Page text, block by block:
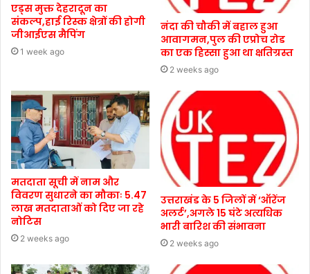
एड्स मुक्त देहरादून का
संकल्प,हाई रिस्क क्षेत्रों की होगी
जीआईएस मैपिंग
1 week ago
नंदा की चौकी में बहाल हुआ
आवागमन,पुल की एप्रोच रोड
का एक हिस्सा हुआ था क्षतिग्रस्त
2 weeks ago
मतदाता सूची में नाम और
विवरण सुधारने का मौकाः 5.47
लाख मतदाताओं को दिए जा रहे
नोटिस
2 weeks ago
उत्तराखंड के 5 जिलों में ‘ऑरेंज
अलर्ट’,अगले 15 घंटे अत्यधिक
भारी बारिश की संभावना
2 weeks ago